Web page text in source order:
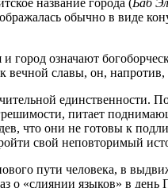
название города (Баб Эл
обычно в виде
город означают
славы, он, напротив,
единственности.
питает
что они не готовы к
свой неповторимый
пути человека, в
о «слиянии языков» в